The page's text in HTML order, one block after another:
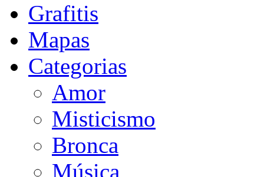
Grafitis
Mapas
Categorias
Amor
Misticismo
Bronca
Música